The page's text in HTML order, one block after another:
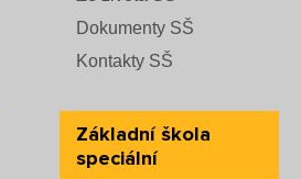
Dokumenty SŠ
Kontakty SŠ
Základní škola
speciální